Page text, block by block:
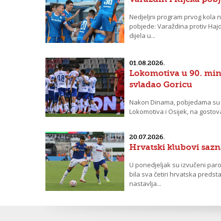
Nedjeljni program prvog kola
pobjede: Varaždina protiv
dijela u...
01.08.2026.
Lokomotiva u 90.
svladao Goricu
Nakon Dinama, pobjedama
Lokomotiva i Osijek, na
20.07.2026.
Hrvatski klubovi
U ponedjeljak su izvučeni
bila sva četiri hrvatska
nastavlja...